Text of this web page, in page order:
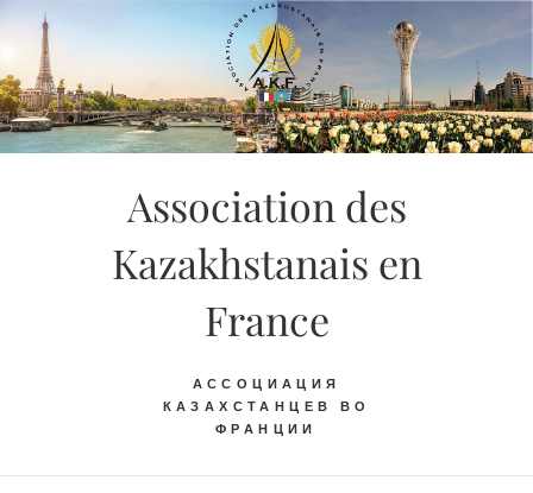
Skip
content
Association des
Kazakhstanais en
France
АССОЦИАЦИЯ
КАЗАХСТАНЦЕВ ВО
ФРАНЦИИ